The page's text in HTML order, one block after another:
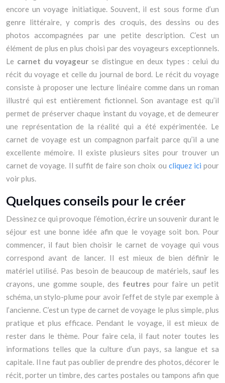
encore un voyage initiatique. Souvent, il est sous forme d’un
genre littéraire, y compris des croquis, des dessins ou des
photos accompagnées par une petite description. C’est un
élément de plus en plus choisi par des voyageurs exceptionnels.
Le carnet du voyageur se distingue en deux types : celui du
récit du voyage et celle du journal de bord. Le récit du voyage
consiste à proposer une lecture linéaire comme dans un roman
illustré qui est entièrement fictionnel. Son avantage est qu’il
permet de préserver chaque instant du voyage, et de demeurer
une représentation de la réalité qui a été expérimentée. Le
carnet de voyage est un compagnon parfait parce qu’il a une
excellente mémoire. Il existe plusieurs sites pour trouver un
carnet de voyage. Il suffit de faire son choix ou cliquez ici pour
voir plus.
Quelques conseils pour le créer
Dessinez ce qui provoque l’émotion, écrire un souvenir durant le
séjour est une bonne idée afin que le voyage soit bon. Pour
commencer, il faut bien choisir le carnet de voyage qui vous
correspond avant de lancer. Il est mieux de bien définir le
matériel utilisé. Pas besoin de beaucoup de matériels, sauf les
crayons, une gomme souple, des feutres pour faire un petit
schéma, un stylo-plume pour avoir l’effet de style par exemple à
l’ancienne. C’est un type de carnet de voyage le plus simple, plus
pratique et plus efficace. Pendant le voyage, il est mieux de
rester dans le thème. Pour faire cela, il faut noter toutes les
informations telles que la culture d’un pays, sa langue et sa
capitale. Il ne faut pas oublier de prendre des photos, décorer le
récit, porter un timbre, des cartes postales ou tampons afin que